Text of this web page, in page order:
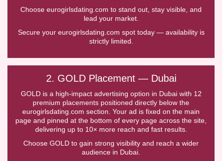
Choose eurogirlsdating.com to stand out, stay visible, and
lead your market.
Secure your eurogirlsdating.com spot today — availability is
strictly limited.
2. GOLD Placement — Dubai
GOLD is a high-impact advertising option in Dubai with 12
premium placements positioned directly below the
eurogirlsdating.com section. Your ad is fixed on the main
page and pinned at the bottom of every page across the site,
delivering up to 10× more reach and fast results.
Choose GOLD to gain strong visibility and reach a wider
audience in Dubai.